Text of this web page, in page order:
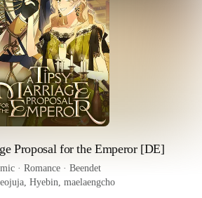
Proposal for the Emperor [DE]
· Romance · Beendet
Hyebin, maelaengcho